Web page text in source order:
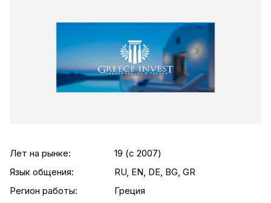
Лет на рынке:
19 (c 2007)
Язык общения:
RU, EN, DE, BG, GR
Регион работы:
Греция